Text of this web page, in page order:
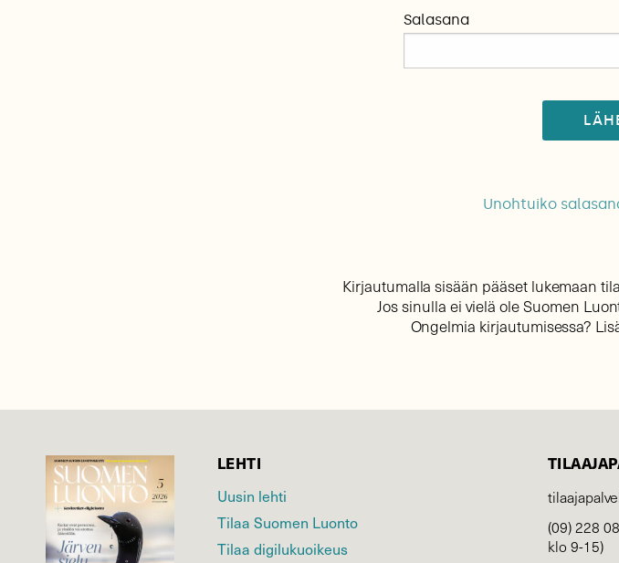
Salasana
Unohtuiko
Kirjautumalla sisään pääset lukemaan
Jos sinulla ei vielä ole Suomen
Ongelmia kirjautumisessa?
LEHTI
Uusin lehti
Tilaa Suomen Luonto
Tilaa digilukuoikeus
(09) 228
klo 9-15)